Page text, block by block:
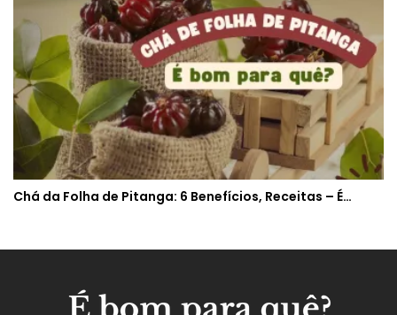
Chá da Folha de Pitanga: 6 Benefícios, Receitas – É…